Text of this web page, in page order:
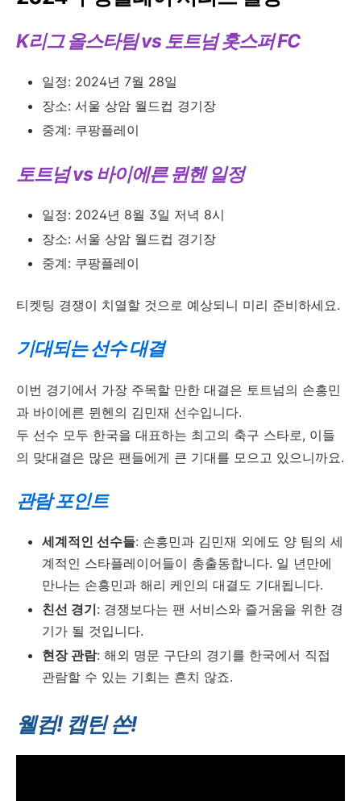
K리그 올스타팀 vs 토트넘 홋스퍼 FC
일정: 2024년 7월 28일
장소: 서울 상암 월드컵 경기장
중계: 쿠팡플레이
토트넘 vs 바이에른 뮌헨 일정
일정: 2024년 8월 3일 저녁 8시
장소: 서울 상암 월드컵 경기장
중계: 쿠팡플레이
티켓팅 경쟁이 치열할 것으로 예상되니 미리 준비하세요.
기대되는 선수 대결
이번 경기에서 가장 주목할 만한 대결은 토트넘의 손흥민
과 바이에른 뮌헨의 김민재 선수입니다.
두 선수 모두 한국을 대표하는 최고의 축구 스타로, 이들
의 맞대결은 많은 팬들에게 큰 기대를 모으고 있으니까요.
관람 포인트
세계적인 선수들: 손흥민과 김민재 외에도 양 팀의 세
계적인 스타플레이어들이 총출동합니다. 일 년만에
만나는 손흥민과 해리 케인의 대결도 기대됩니다.
친선 경기: 경쟁보다는 팬 서비스와 즐거움을 위한 경
기가 될 것입니다.
현장 관람: 해외 명문 구단의 경기를 한국에서 직접
관람할 수 있는 기회는 흔치 않죠.
웰컴! 캡틴 쏜!